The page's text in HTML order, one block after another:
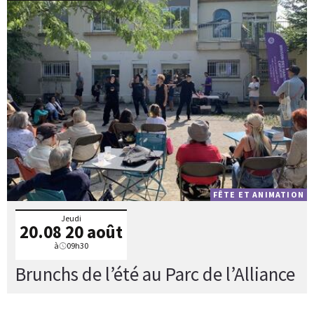
Brunchs de l’été au Parc de l’Alliance
Jeudi
20.08 20 août
à 09h30
FÊTE ET ANIMATION